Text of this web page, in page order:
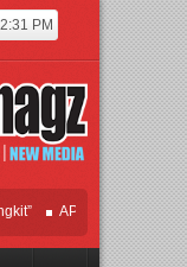
PM
APMF 2026 Dorong
INDONESIA